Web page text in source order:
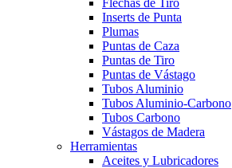
Flechas de Tiro
Inserts de Punta
Plumas
Puntas de Caza
Puntas de Tiro
Puntas de Vástago
Tubos Aluminio
Tubos Aluminio-Carbono
Tubos Carbono
Vástagos de Madera
Herramientas
Aceites y Lubricadores